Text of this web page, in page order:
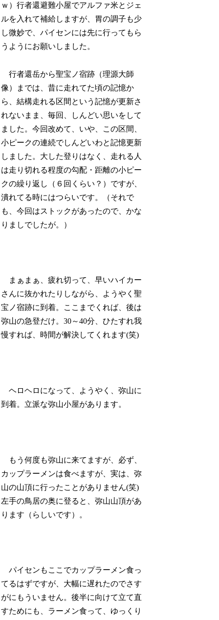
ｗ）行者還避難小屋でアルファ米とジェ
ルを入れて補給しますが、胃の調子も少
し微妙で、パイセンには先に行ってもら
うようにお願いしました。
行者還岳から聖宝ノ宿跡（理源大師
像）までは、昔に走れてた頃の記憶か
ら、結構走れる区間という記憶が更新さ
れないまま、毎回、しんどい思いをして
ました。今回改めて、いや、この区間、
小ピークの連続でしんどいわと記憶更新
しました。大した登りはなく、走れる人
は走り切れる程度の勾配・距離の小ピー
クの繰り返し（６回くらい？）ですが、
潰れてる時にはつらいです。（それで
も、今回はストックがあったので、かな
りましでしたが。）
まぁまぁ、疲れ切って、早いハイカー
さんに抜かれたりしながら、ようやく聖
宝ノ宿跡に到着。ここまでくれば、後は
弥山の急登だけ。30～40分、ひたすれ我
慢すれば、時間が解決してくれます(笑)
ヘロヘロになって、ようやく、弥山に
到着。立派な弥山小屋があります。
もう何度も弥山に来てますが、必ず、
カップラーメンは食べますが、実は、弥
山の山頂に行ったことがありません(笑)
左手の鳥居の奥に登ると、弥山山頂があ
ります（らしいです）。
パイセンもここでカップラーメン食っ
てるはずですが、大幅に遅れたのでさす
がにもういません。後半に向けて立て直
すためにも、ラーメン食って、ゆっくり